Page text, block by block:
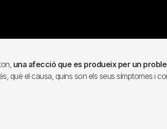
una afecció que es produeix per un
què el causa, quins son els seus símptomes i